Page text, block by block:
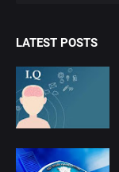
LATEST POSTS